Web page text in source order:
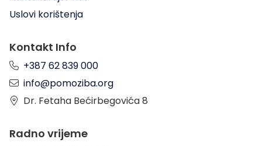
Uslovi korištenja
Kontakt Info
+387 62 839 000
info@pomoziba.org
Dr. Fetaha Bećirbegovića 8
Radno vrijeme